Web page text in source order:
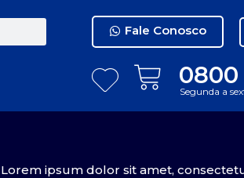
Fale Conosco
0800
Segunda a
Lorem ipsum dolor sit amet,